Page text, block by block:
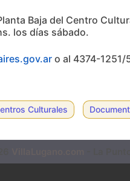
Baja del Centro
los días sábado.
o al 4374-1251/
Culturales